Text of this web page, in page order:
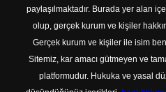
paylaşılmaktadır. Burada yer alan
olup, gerçek kurum ve kişiler
Gerçek kurum ve kişiler ile isim
Sitemiz, kar amacı gütmeyen ve
platformudur. Hukuka ve yasal